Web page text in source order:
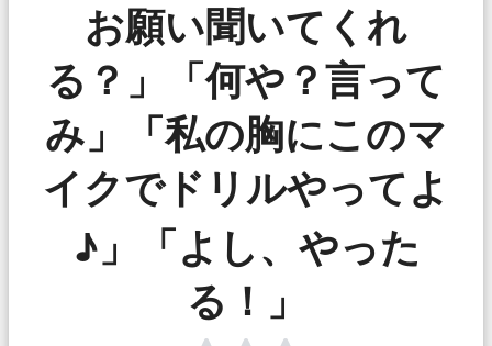
お願い聞いてくれ
る？」「何や？言って
み」「私の胸にこのマ
イクでドリルやってよ
♪」「よし、やった
る！」